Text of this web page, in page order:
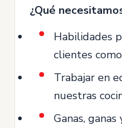
¿Qué
Habilidades
clientes
Trabajar en
nuestras
Ganas,